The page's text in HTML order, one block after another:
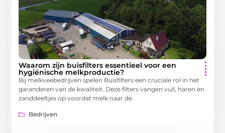
Waarom zijn buisfilters essentieel voor een
hygiënische melkproductie?
Bij melkveebedrijven spelen Buisfilters een cruciale rol in het
garanderen van de kwaliteit. Deze filters vangen vuil, haren en
zanddeeltjes op voordat melk naar de
Bedrijven